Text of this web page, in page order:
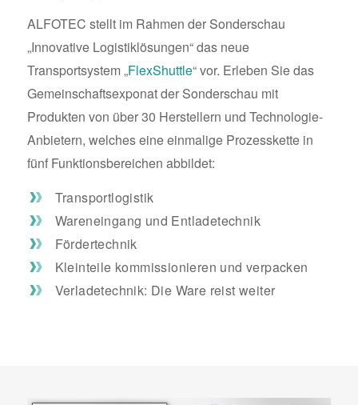
ALFOTEC stellt im Rahmen der Sonderschau
„Innovative Logistiklösungen“ das neue
Transportsystem „FlexShuttle“ vor. Erleben Sie das
Gemeinschaftsexponat der Sonderschau mit
Produkten von über 30 Herstellern und Technologie-
Anbietern, welches eine einmalige Prozesskette in
fünf Funktionsbereichen abbildet:
Transportlogistik
Wareneingang und Entladetechnik
Fördertechnik
Kleinteile kommissionieren und verpacken
Verladetechnik: Die Ware reist weiter